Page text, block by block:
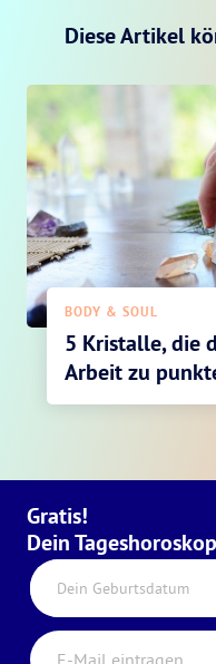
Diese Artikel
BODY & SOUL
5 Kristalle, die
Arbeit zu
Gratis!
Dein Tageshoroskop
Dein Geburtsdatum